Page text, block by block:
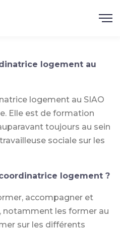
logement au
logement au SIAO
Elle est de formation
toujours au sein
sociale sur les
logement ?
accompagner et
notamment les former au
sur les différents